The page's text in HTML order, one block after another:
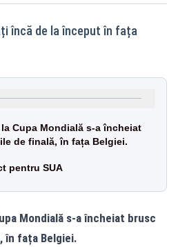
încă de la început în fața
Cupa Mondială s-a încheiat
de finală, în fața Belgiei.
pentru SUA
Mondială s-a încheiat brusc
în fața Belgiei.